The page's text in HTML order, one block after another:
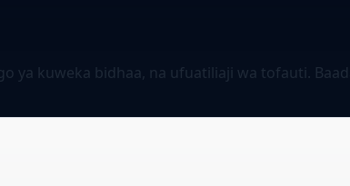
ya kuweka bidhaa, na ufuatiliaji wa tofauti.